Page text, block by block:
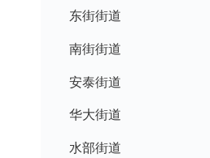
东街街道
南街街道
安泰街道
华大街道
水部街道